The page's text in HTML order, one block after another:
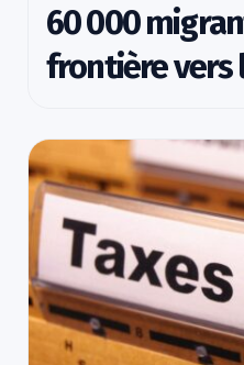
60 000
frontière vers